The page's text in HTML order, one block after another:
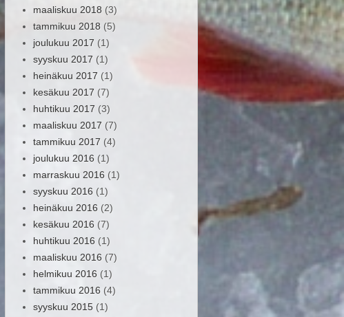
maaliskuu 2018 (3)
tammikuu 2018 (5)
joulukuu 2017 (1)
syyskuu 2017 (1)
heinäkuu 2017 (1)
kesäkuu 2017 (7)
huhtikuu 2017 (3)
maaliskuu 2017 (7)
tammikuu 2017 (4)
joulukuu 2016 (1)
marraskuu 2016 (1)
syyskuu 2016 (1)
heinäkuu 2016 (2)
kesäkuu 2016 (7)
huhtikuu 2016 (1)
maaliskuu 2016 (7)
helmikuu 2016 (1)
tammikuu 2016 (4)
syyskuu 2015 (1)